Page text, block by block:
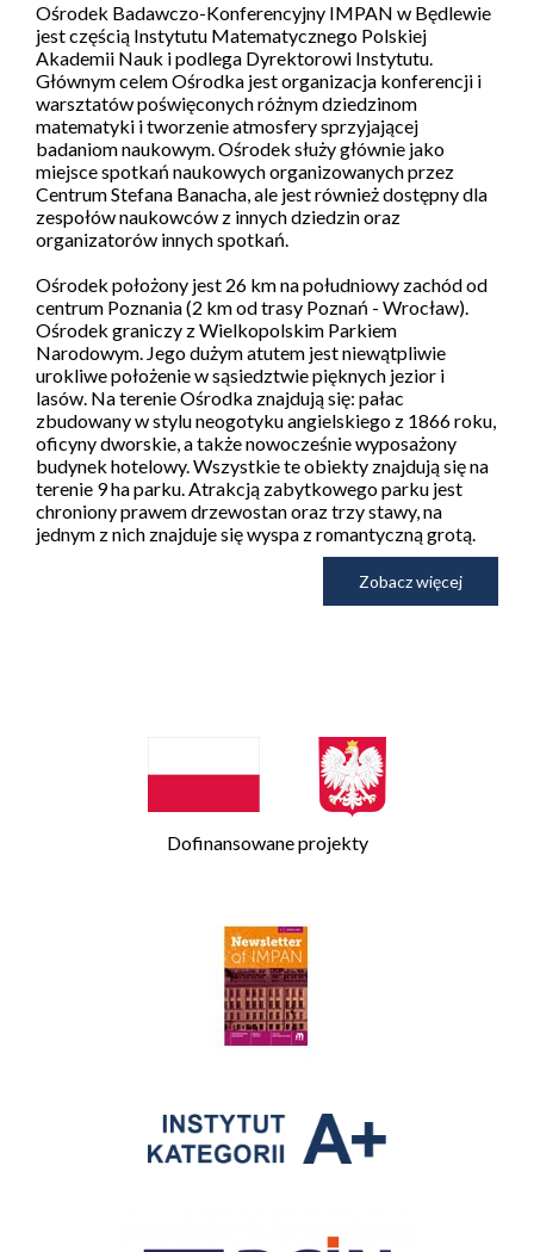
Ośrodek Badawczo-Konferencyjny IMPAN w Będlewie
jest częścią Instytutu Matematycznego Polskiej
Akademii Nauk i podlega Dyrektorowi Instytutu.
Głównym celem Ośrodka jest organizacja konferencji i
warsztatów poświęconych różnym dziedzinom
matematyki i tworzenie atmosfery sprzyjającej
badaniom naukowym. Ośrodek służy głównie jako
miejsce spotkań naukowych organizowanych przez
Centrum Stefana Banacha, ale jest również dostępny dla
zespołów naukowców z innych dziedzin oraz
organizatorów innych spotkań.
Ośrodek położony jest 26 km na południowy zachód od
centrum Poznania (2 km od trasy Poznań - Wrocław).
Ośrodek graniczy z Wielkopolskim Parkiem
Narodowym. Jego dużym atutem jest niewątpliwie
urokliwe położenie w sąsiedztwie pięknych jezior i
lasów. Na terenie Ośrodka znajdują się: pałac
zbudowany w stylu neogotyku angielskiego z 1866 roku,
oficyny dworskie, a także nowocześnie wyposażony
budynek hotelowy. Wszystkie te obiekty znajdują się na
terenie 9 ha parku. Atrakcją zabytkowego parku jest
chroniony prawem drzewostan oraz trzy stawy, na
jednym z nich znajduje się wyspa z romantyczną grotą.
Zobacz więcej
Dofinansowane projekty